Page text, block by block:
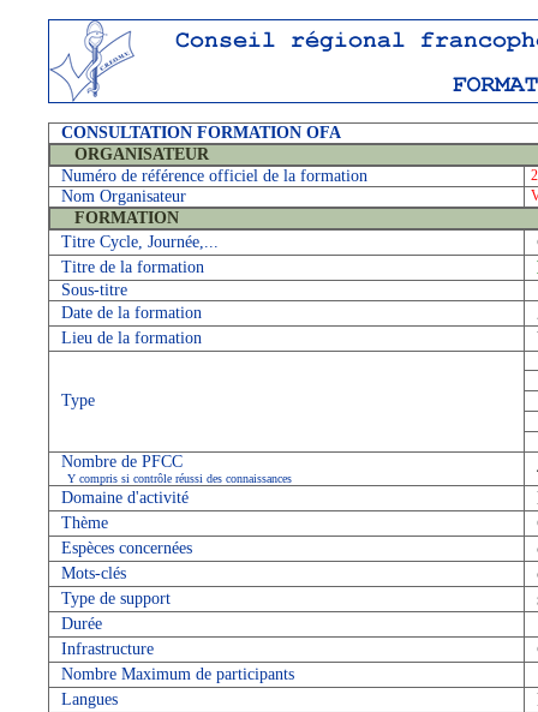
CONSULTATION FORMATION OFA
ORGANISATEUR
Numéro de référence officiel de la formation
Nom Organisateur
FORMATION
Titre Cycle, Journée,...
Titre de la formation
Sous-titre
Date de la formation
Lieu de la formation
Type
Nombre de PFCC
Y compris si contrôle réussi des connaissances
Domaine d'activité
Thème
Espèces concernées
Mots-clés
Type de support
Durée
Infrastructure
Nombre Maximum de participants
Langues